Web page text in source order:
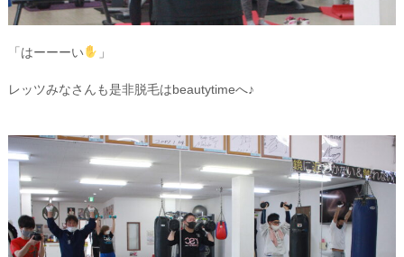
「はーーーい 」
レッツみなさんも是非脱毛はbeautytimeへ♪